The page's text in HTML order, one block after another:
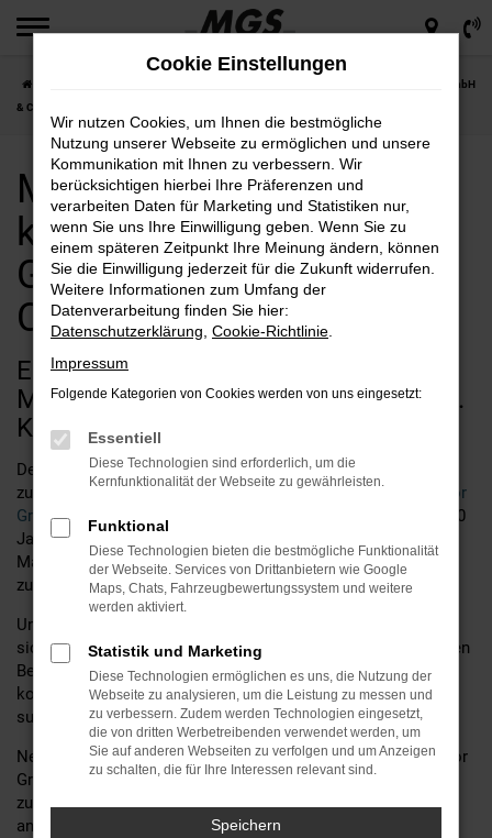
Zum
springen
Mazda CX-5 günstig kaufen bei MGS Motor Gruppe Sticht GmbH
& Co. KG
Mazda CX-5 günstig
kaufen bei MGS Motor
Gruppe Sticht GmbH &
Co. KG
Entdecken Sie den Mazda CX-5 bei
MGS Motor Gruppe Sticht GmbH & Co.
KG: Die perfekte Wahl
Der Mazda CX-5 ist die perfekte Wahl für alle, die ein
zuverlässiges und stilvolles Fahrzeug suchen. BeiMGS Motor
Gruppe Sticht GmbH & Co. KG,
Ihrem Mazda Autohaus seit 60
Jahren, bieten wir Ihnen nicht nur eine große Auswahl an
Mazda Modellen, sondern auch erstklassige Beratung und
zusätzliche Services.
Unser erfahrenes Team steht Ihnen zur Seite, um
sicherzustellen, dass Sie das ideale Fahrzeug finden, das Ihren
Bedürfnissen und Wünschen entspricht. Egal, ob Sie ein
kompaktes Stadtfahrzeug oder ein geräumiges Familienauto
suchen – wir haben das passende Modell für Sie.
Neben einer umfassenden Beratung bieten wir bei MGS Motor
Gruppe Sticht GmbH & Co. KG auch eine Vielzahl von
zusätzlichen Services an, um Ihr Mazda Fahrerlebnis noch
angenehmer zu gestalten. Dazu gehören unter anderem
Cookie Einstellungen
Wir nutzen Cookies, um Ihnen die bestmögliche
Nutzung unserer Webseite zu ermöglichen und unsere
Kommunikation mit Ihnen zu verbessern. Wir
berücksichtigen hierbei Ihre Präferenzen und
verarbeiten Daten für Marketing und Statistiken nur,
wenn Sie uns Ihre Einwilligung geben. Wenn Sie zu
einem späteren Zeitpunkt Ihre Meinung ändern, können
Sie die Einwilligung jederzeit für die Zukunft widerrufen.
Weitere Informationen zum Umfang der
Datenverarbeitung finden Sie hier:
Datenschutzerklärung Cookie-Richtlinie
Impressum
Folgende Kategorien von Cookies werden von uns eingesetzt:
Essentiell
Diese Technologien sind erforderlich, um die
Kernfunktionalität der Webseite zu gewährleisten.
Funktional
Diese Technologien bieten die bestmögliche Funktionalität
der Webseite. Services von Drittanbietern wie Google
Maps, Chats, Fahrzeugbewertungssystem und weitere
werden aktiviert.
Statistik und Marketing
Diese Technologien ermöglichen es uns, die Nutzung der
Webseite zu analysieren, um die Leistung zu messen und
zu verbessern. Zudem werden Technologien eingesetzt,
die von dritten Werbetreibenden verwendet werden, um
Sie auf anderen Webseiten zu verfolgen und um Anzeigen
zu schalten, die für Ihre Interessen relevant sind.
Speichern